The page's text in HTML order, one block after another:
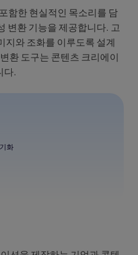
함한 현실적인 목소리를 담
변환 기능을 제공합니다. 고
지와 조화를 이루도록 설계
환 도구는 콘텐츠 크리에이
다.
화